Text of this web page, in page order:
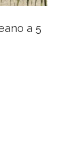
a 5